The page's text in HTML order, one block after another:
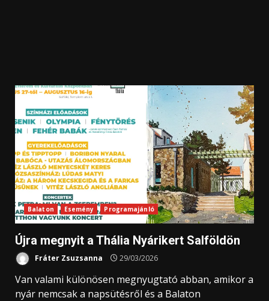
Balaton Esemény Programajánló
Újra megnyit a Thália Nyárikert Salföldön
Fráter Zsuzsanna 29/03/2026
Van valami különösen megnyugtató abban, amikor a
nyár nemcsak a napsütésről és a Balaton